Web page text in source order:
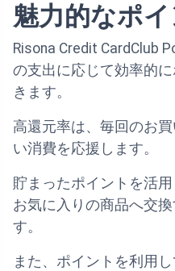
魅力的なポ
Risona Credit CardClub
の支出に応じて効率的
きます。
高還元率は、毎回のお
い消費を応援します。
貯まったポイントを活
お気に入りの商品へ交
す。
また、ポイントを利用